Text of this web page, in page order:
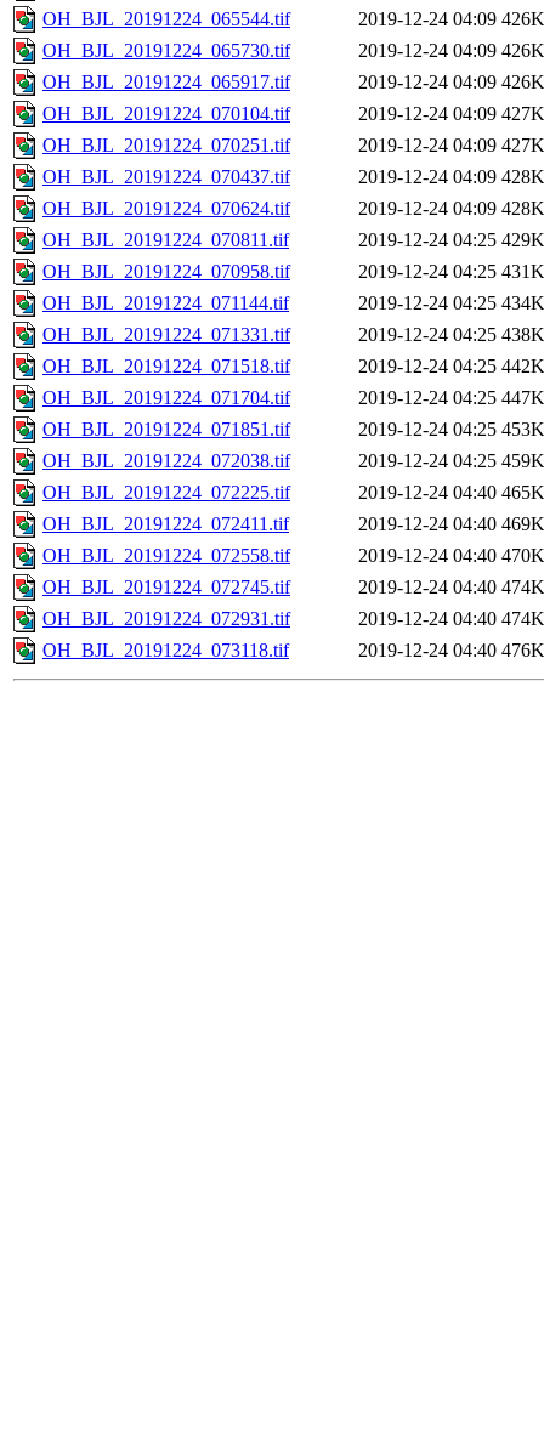
OH_BJL_20191224_065544.tif
2019-12-24 04:09 426K
OH_BJL_20191224_065730.tif
2019-12-24 04:09 426K
OH_BJL_20191224_065917.tif
2019-12-24 04:09 426K
OH_BJL_20191224_070104.tif
2019-12-24 04:09 427K
OH_BJL_20191224_070251.tif
2019-12-24 04:09 427K
OH_BJL_20191224_070437.tif
2019-12-24 04:09 428K
OH_BJL_20191224_070624.tif
2019-12-24 04:09 428K
OH_BJL_20191224_070811.tif
2019-12-24 04:25 429K
OH_BJL_20191224_070958.tif
2019-12-24 04:25 431K
OH_BJL_20191224_071144.tif
2019-12-24 04:25 434K
OH_BJL_20191224_071331.tif
2019-12-24 04:25 438K
OH_BJL_20191224_071518.tif
2019-12-24 04:25 442K
OH_BJL_20191224_071704.tif
2019-12-24 04:25 447K
OH_BJL_20191224_071851.tif
2019-12-24 04:25 453K
OH_BJL_20191224_072038.tif
2019-12-24 04:25 459K
OH_BJL_20191224_072225.tif
2019-12-24 04:40 465K
OH_BJL_20191224_072411.tif
2019-12-24 04:40 469K
OH_BJL_20191224_072558.tif
2019-12-24 04:40 470K
OH_BJL_20191224_072745.tif
2019-12-24 04:40 474K
OH_BJL_20191224_072931.tif
2019-12-24 04:40 474K
OH_BJL_20191224_073118.tif
2019-12-24 04:40 476K